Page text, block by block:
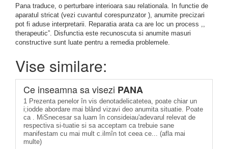
Pana traduce, o perturbare interioara sau relationala. In functie de
aparatul stricat (vezi cuvantul corespunzator ), anumite precizari
pot fi aduse interpretarii. Reparatia arata ca are loc un process ,,
therapeutic”. Disfunctia este recunoscuta si anumite masuri
constructive sunt luate pentru a remedia problemele.
Vise similare:
Ce inseamna sa visezi PANA
1 Prezenta penelor în vis denotadelicatetea, poate chiar un
i;iodde abordare mai blând vizavi deo anumita situatie. Poate
ca . MiSnecesar sa luam în consideiau'adevarul relevat de
respectiva si-tuatie si sa acceptam ca trebuie sane
manifestam cu mai mult c.ilmîn tot ceea ce... (afla mai
multe)